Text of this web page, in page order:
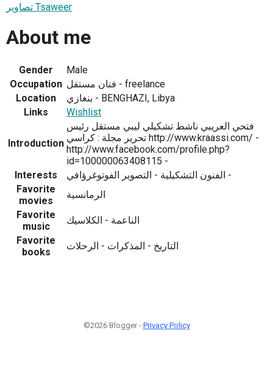
تصاوير Tsaweer
About me
Gender
Male
Occupation
فنان مستقل - freelance
Location
بنغازي - BENGHAZI, Libya
Links
Wishlist
Introduction
فتحي العريبي ناشط تشكيلي ليبي مستقل رئيس
تحرير مجلة : كراسي http://www.kraassi.com/ -
http://www.facebook.com/profile.php?
id=100000063408115 -
Interests
الفنون التشكيلية - التصوير الفوتوغرؤافي -
Favorite
movies
الرمانسية
Favorite
music
الناعمة - الكلاسيك
Favorite
books
التاريخ - المذكرات - الرحلات
©2026 Blogger - Privacy Policy